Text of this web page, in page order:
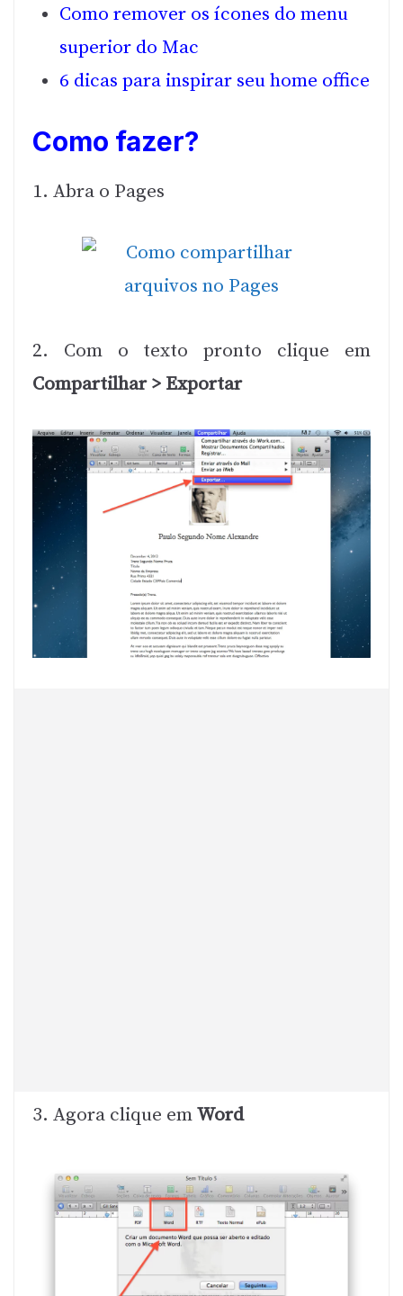
Como remover os ícones do menu
superior do Mac
6 dicas para inspirar seu home office
Como fazer?
1. Abra o Pages
2. Com o texto pronto clique em
Compartilhar > Exportar
3. Agora clique emWord